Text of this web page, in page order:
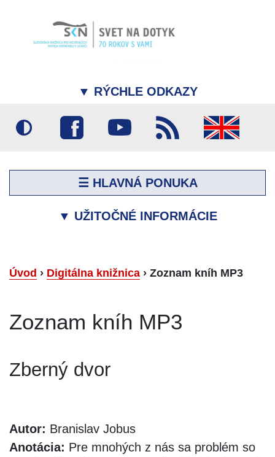
▼ RÝCHLE ODKAZY
☰ HLAVNÁ PONUKA
▼ UŽITOČNÉ INFORMÁCIE
Úvod › Digitálna knižnica › Zoznam kníh MP3
Zoznam kníh MP3
Zberný dvor
Autor: Branislav Jobus
Anotácia: Pre mnohých z nás sa problém so